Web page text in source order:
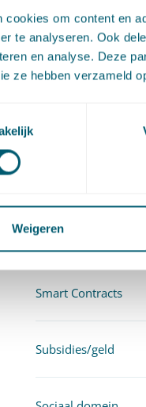
cookies om content en
te analyseren. Ook
en analyse. Deze
ze hebben verzameld
Weigeren
Bestuursrecht
Binnenlands bestuur
Artificial Intelligence
Juridisch
Smart Cities
Smart Contracts
Subsidies/geld